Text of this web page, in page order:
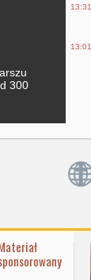
13:31
13:01